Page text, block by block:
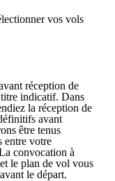
vos vols
réception de
indicatif. Dans
la réception de
avant
être tenus
entre votre
convocation à
le plan de vol vous
le départ.